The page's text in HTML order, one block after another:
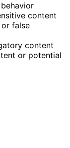
content
false
content
or potential